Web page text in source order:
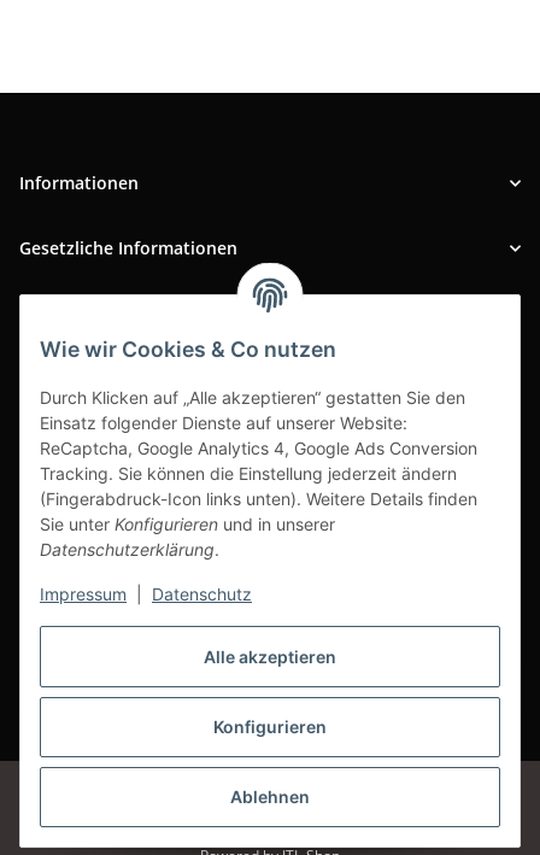
Alle akzeptieren
Konfigurieren
Ablehnen
Wie wir Cookies & Co nutzen
Durch Klicken auf „Alle akzeptieren“ gestatten Sie den
Einsatz folgender Dienste auf unserer Website:
ReCaptcha, Google Analytics 4, Google Ads Conversion
Tracking. Sie können die Einstellung jederzeit ändern
(Fingerabdruck-Icon links unten). Weitere Details finden
Sie unter Konfigurieren und in unserer
Datenschutzerklärung.
Impressum Datenschutz
Informationen
Gesetzliche Informationen
Vertrag widerrufen
* Alle Preise inkl. gesetzlicher USt., zzgl.Versand
Google Analytics deaktivieren Status: Opt-Out-Cookie ist nicht gesetzt
© Klettshop24.de